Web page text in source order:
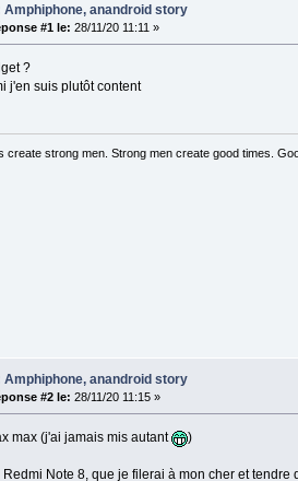
Amphiphone, anandroid story
#1 le: 28/11/20 11:11 »
?
j'en suis plutôt content
create strong men. Strong men create good times.
Amphiphone, anandroid story
#2 le: 28/11/20 11:15 »
max (j'ai jamais mis autant )
Redmi Note 8, que je filerai à mon cher et